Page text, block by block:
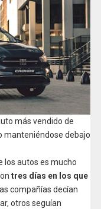
más vendido de
manteniéndose debajo
los autos es mucho
tres días en los que
compañías decían
otros seguían